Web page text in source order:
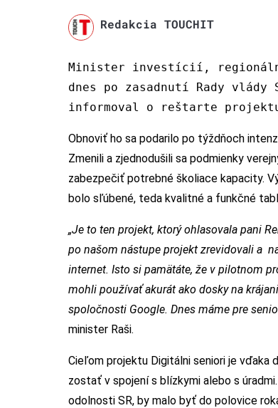
Redakcia TOUCHIT
Minister investícií,
dnes po zasadnutí Rady
informoval o reštarte
Obnoviť ho sa podarilo po týždňoch
Zmenili a zjednodušili sa podmienky
zabezpečiť potrebné školiace kapacity.
bolo sľúbené, teda kvalitné a funkčné
„Je to ten projekt, ktorý ohlasovala pani
po našom nástupe projekt zrevidovali a
internet. Isto si pamätáte, že v pilotnom
mohli používať akurát ako dosky na
spoločnosti Google. Dnes máme pre
minister Raši.
Cieľom projektu Digitálni seniori je
zostať v spojení s blízkymi alebo s
odolnosti SR, by malo byť do polovice